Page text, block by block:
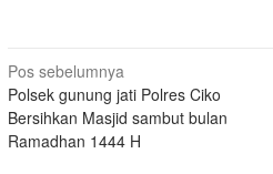
Navigasi
pos
Pos sebelumnya
Polsek gunung jati Polres Ciko
Bersihkan Masjid sambut bulan
Ramadhan 1444 H